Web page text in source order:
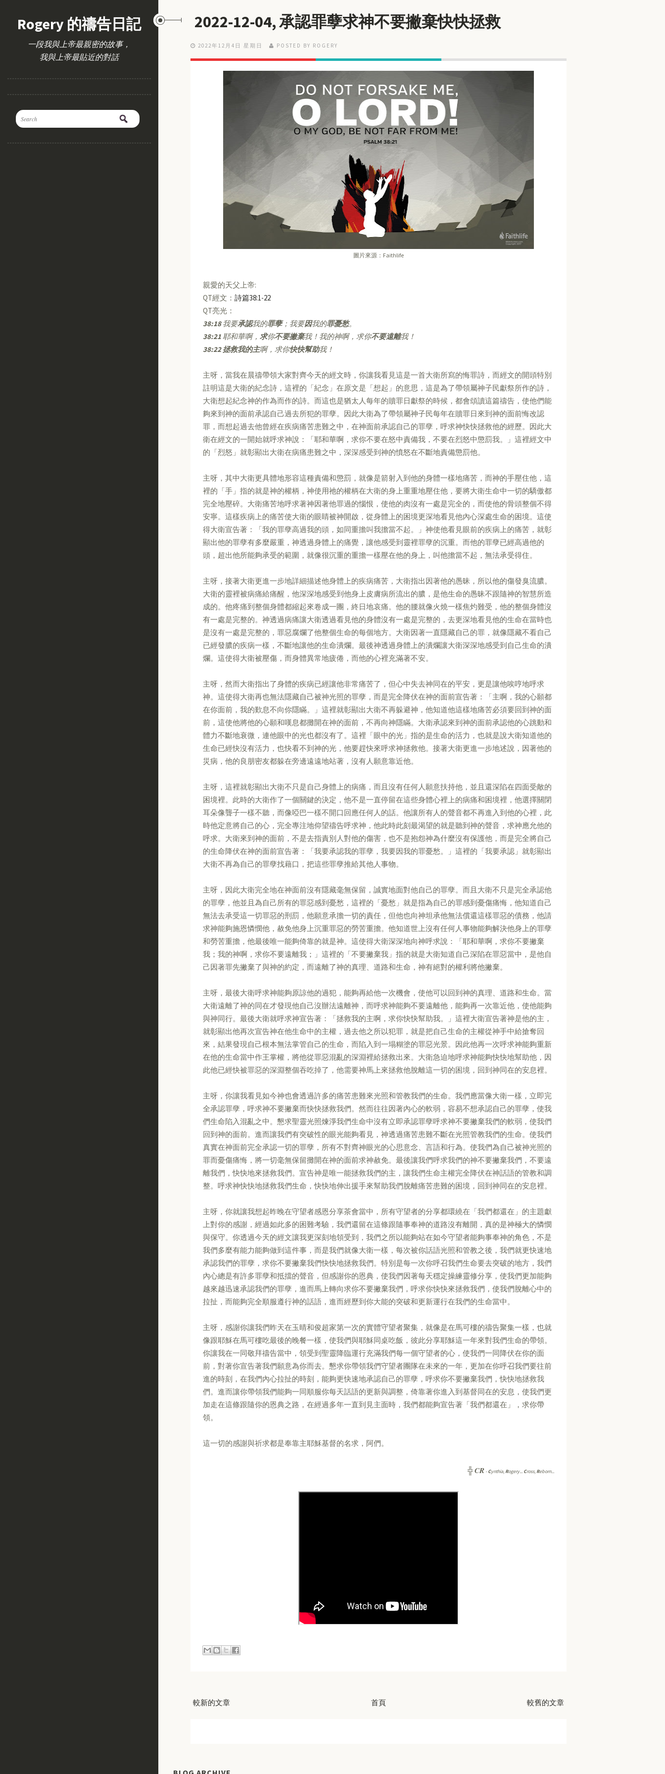
Rogery 的禱告日記
一段我與上帝最親密的故事，
我與上帝最貼近的對話
2022-12-04, 承認罪孽求神不要撇棄快快拯救
2022年12月4日 星期日 POSTED BY ROGERY
圖片來源：Faithlife
親愛的天父上帝:
QT經文： 詩篇38:1-22
QT亮光：
38:18我要承認我的罪孽；我要因我的罪憂愁。
38:21耶和華啊， 求你不要撇棄我！我的神啊，求你不要遠離我！
38:22 拯救我的主啊，求你快快幫助我！
主呀，當我在晨禱帶領大家對齊今天的經文時，你讓我看見這是一首大衛所寫的悔罪詩，而經文的開頭特別
註明這是大衛的紀念詩，這裡的「紀念」在原文是「想起」的意思，這是為了帶領屬神子民獻祭所作的詩，
大衛想起紀念神的作為而作的詩。而這也是猶太人每年的贖罪日獻祭的時候，都會頌讀這篇禱告，使他們能
夠來到神的面前承認自己過去所犯的罪孽。因此大衛為了帶領屬神子民每年在贖罪日來到神的面前悔改認
罪，而想起過去他曾經在疾病痛苦患難之中，在神面前承認自己的罪孽，呼求神快快拯救他的經歷。因此大
衛在經文的一開始就呼求神說：「耶和華啊，求你不要在怒中責備我，不要在烈怒中懲罰我。」這裡經文中
的「烈怒」就彰顯出大衛在病痛患難之中，深深感受到神的憤怒在不斷地責備懲罰他。
主呀，其中大衛更具體地形容這種責備和懲罰，就像是箭射入到他的身體一樣地痛苦，而神的手壓住他，這
裡的「手」指的就是神的權柄，神使用祂的權柄在大衛的身上重重地壓住他，要將大衛生命中一切的驕傲都
完全地壓碎。大衛痛苦地呼求著神因著他罪過的惱恨，使他的肉沒有一處是完全的，而使他的骨頭整個不得
安寧。這樣疾病上的痛苦使大衛的眼睛被神開啟，從身體上的困境更深地看見他內心深處生命的困境。這使
得大衛宣告著：「我的罪孽高過我的頭，如同重擔叫我擔當不起。」神使他看見眼前的疾病上的痛苦，就彰
顯出他的罪孽有多麼嚴重，神透過身體上的痛覺，讓他感受到靈裡罪孽的沉重。而他的罪孽已經高過他的
頭，超出他所能夠承受的範圍，就像很沉重的重擔一樣壓在他的身上，叫他擔當不起，無法承受得住。
主呀，接著大衛更進一步地詳細描述他身體上的疾病痛苦，大衛指出因著他的愚昧，所以他的傷發臭流膿。
大衛的靈裡被病痛給痛醒，他深深地感受到他身上皮膚病所流出的膿，是他生命的愚昧不跟隨神的智慧所造
成的。他疼痛到整個身體都縮起來卷成一團，終日地哀痛。他的腰就像火燒一樣焦灼難受，他的整個身體沒
有一處是完整的。神透過病痛讓大衛透過看見他的身體沒有一處是完整的，去更深地看見他的生命在當時也
是沒有一處是完整的，罪惡腐爛了他整個生命的每個地方。大衛因著一直隱藏自己的罪，就像隱藏不看自己
已經發膿的疾病一樣，不斷地讓他的生命潰爛。最後神透過身體上的潰爛讓大衛深深地感受到自己生命的潰
爛。這使得大衛被壓傷，而身體異常地疲倦，而他的心裡充滿著不安。
主呀，然而大衛指出了身體的疾病已經讓他非常痛苦了，但心中失去神同在的平安，更是讓他唉哼地呼求
神。這使得大衛再也無法隱藏自己被神光照的罪孽，而是完全降伏在神的面前宣告著：「主啊，我的心願都
在你面前，我的歎息不向你隱瞞。」這裡就彰顯出大衛不再躲避神，他知道他這樣地痛苦必須要回到神的面
前，這使他將他的心願和嘆息都攤開在神的面前，不再向神隱瞞。大衛承認來到神的面前承認他的心跳動和
體力不斷地衰微，連他眼中的光也都沒有了。這裡「眼中的光」指的是生命的活力，也就是說大衛知道他的
生命已經快沒有活力，也快看不到神的光，他要趕快來呼求神拯救他。接著大衛更進一步地述說，因著他的
災病，他的良朋密友都躲在旁邊遠遠地站著，沒有人願意靠近他。
主呀，這裡就彰顯出大衛不只是自己身體上的病痛，而且沒有任何人願意扶持他，並且還深陷在四面受敵的
困境裡。此時的大衛作了一個關鍵的決定，他不是一直停留在這些身體心裡上的病痛和困境裡，他選擇關閉
耳朵像聾子一樣不聽，而像啞巴一樣不開口回應任何人的話。他讓所有人的聲音都不再進入到他的心裡，此
時他定意將自己的心，完全專注地仰望禱告呼求神，他此時此刻最渴望的就是聽到神的聲音，求神應允他的
呼求。大衛來到神的面前，不是去指責別人對他的傷害，也不是抱怨神為什麼沒有保護他，而是完全將自己
的生命降伏在神的面前宣告著：「我要承認我的罪孽，我要因我的罪憂愁。」這裡的「我要承認」就彰顯出
大衛不再為自己的罪孽找藉口，把這些罪孽推給其他人事物。
主呀，因此大衛完全地在神面前沒有隱藏毫無保留，誠實地面對他自己的罪孽。而且大衛不只是完全承認他
的罪孽，他並且為自己所有的罪惡感到憂愁，這裡的「憂愁」就是指為自己的罪感到憂傷痛悔，他知道自己
無法去承受這一切罪惡的刑罰，他願意承擔一切的責任，但他也向神坦承他無法償還這樣罪惡的債務，他請
求神能夠施恩憐憫他，赦免他身上沉重罪惡的勞苦重擔。他知道世上沒有任何人事物能夠解決他身上的罪孽
和勞苦重擔，他最後唯一能夠倚靠的就是神。這使得大衛深深地向神呼求說：「耶和華啊，求你不要撇棄
我；我的神啊，求你不要遠離我；」這裡的「不要撇棄我」指的就是大衛知道自己深陷在罪惡當中，是他自
己因著罪先撇棄了與神的約定，而遠離了神的真理、道路和生命，神有絕對的權利將他撇棄。
主呀，最後大衛呼求神能夠原諒他的過犯，能夠再給他一次機會，使他可以回到神的真理、道路和生命。當
大衛遠離了神的同在才發現他自己沒辦法遠離神，而呼求神能夠不要遠離他，能夠再一次靠近他，使他能夠
與神同行。最後大衛就呼求神宣告著：「拯救我的主啊，求你快快幫助我。」這裡大衛宣告著神是他的主，
就彰顯出他再次宣告神在他生命中的主權，過去他之所以犯罪，就是把自己生命的主權從神手中給搶奪回
來，結果發現自己根本無法掌管自己的生命，而陷入到一塌糊塗的罪惡光景。因此他再一次呼求神能夠重新
在他的生命當中作王掌權，將他從罪惡混亂的深淵裡給拯救出來。大衛急迫地呼求神能夠快快地幫助他，因
此他已經快被罪惡的深淵整個吞吃掉了，他需要神馬上來拯救他脫離這一切的困境，回到神同在的安息裡。
主呀，你讓我看見如今神也會透過許多的痛苦患難來光照和管教我們的生命。我們應當像大衛一樣，立即完
全承認罪孽，呼求神不要撇棄而快快拯救我們。然而往往因著內心的軟弱，容易不想承認自己的罪孽，使我
們生命陷入混亂之中。懇求聖靈光照煉淨我們生命中沒有立即承認罪孽呼求神不要撇棄我們的軟弱，使我們
回到神的面前。進而讓我們有突破性的眼光能夠看見，神透過痛苦患難不斷在光照管教我們的生命。使我們
真實在神面前完全承認一切的罪孽，所有不對齊神眼光的心思意念、言語和行為。使我們為自己被神光照的
罪而憂傷痛悔，將一切毫無保留攤開在神的面前求神赦免。最後讓我們呼求我們的神不要撇棄我們，不要遠
離我們，快快地來拯救我們。宣告神是唯一能拯救我們的主，讓我們生命主權完全降伏在神話語的管教和調
整。呼求神快快地拯救我們生命，快快地伸出援手來幫助我們脫離痛苦患難的困境，回到神同在的安息裡。
主呀，你就讓我想起昨晚在守望者感恩分享茶會當中，所有守望者的分享都環繞在「我們都還在」的主題獻
上對你的感謝，經過如此多的困難考驗，我們還留在這條跟隨事奉神的道路沒有離開，真的是神極大的憐憫
與保守。你透過今天的經文讓我更深刻地領受到，我們之所以能夠站在如今守望者能夠事奉神的角色，不是
我們多麼有能力能夠做到這件事，而是我們就像大衛一樣，每次被你話語光照和管教之後，我們就更快速地
承認我們的罪孽，求你不要撇棄我們快快地拯救我們。特別是每一次你呼召我們生命要去突破的地方，我們
內心總是有許多罪孽和抵擋的聲音，但感謝你的恩典，使我們因著每天穩定操練靈修分享，使我們更加能夠
越來越迅速承認我們的罪孽，進而馬上轉向求你不要撇棄我們，呼求你快快來拯救我們，使我們脫離心中的
拉扯，而能夠完全順服遵行神的話語，進而經歷到你大能的突破和更新運行在我們的生命當中。
主呀，感謝你讓我們昨天在玉晴和俊超家第一次的實體守望者聚集，就像是在馬可樓的禱告聚集一樣，也就
像跟耶穌在馬可樓吃最後的晚餐一樣，使我們與耶穌同桌吃飯，彼此分享耶穌這一年來對我們生命的帶領。
你讓我在一同敬拜禱告當中，領受到聖靈降臨運行充滿我們每一個守望者的心，使我們一同降伏在你的面
前，對著你宣告著我們願意為你而去。懇求你帶領我們守望者團隊在未來的一年，更加在你呼召我們要往前
進的時刻，在我們內心拉扯的時刻，能夠更快速地承認自己的罪孽，呼求你不要撇棄我們，快快地拯救我
們。進而讓你帶領我們能夠一同順服你每天話語的更新與調整，倚靠著你進入到基督同在的安息，使我們更
加走在這條跟隨你的恩典之路，在經過多年一直到見主面時，我們都能夠宣告著「我們都還在」，求你帶
領。
這一切的感謝與祈求都是奉靠主耶穌基督的名求，阿們。
╬CR -Cynthia, Rogery... Cross, Reborn...
較新的文章 較舊的文章
首頁